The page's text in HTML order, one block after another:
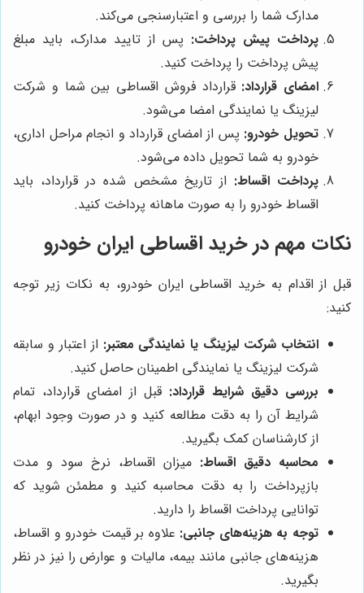
مدارک شما را بررسی و اعتبارسنجی می‌کند.
پرداخت پیش پرداخت: پس از تایید مدارک، باید مبلغ
پیش پرداخت را پرداخت کنید.
امضای قرارداد: قرارداد فروش اقساطی بین شما و شرکت
لیزینگ یا نمایندگی امضا می‌شود.
تحویل خودرو: پس از امضای قرارداد و انجام مراحل اداری،
خودرو به شما تحویل داده می‌شود.
پرداخت اقساط: از تاریخ مشخص شده در قرارداد، باید
اقساط خودرو را به صورت ماهانه پرداخت کنید.
نکات مهم در خرید اقساطی ایران خودرو
قبل از اقدام به خرید اقساطی ایران خودرو، به نکات زیر توجه
کنید:
انتخاب شرکت لیزینگ یا نمایندگی معتبر: از اعتبار و سابقه
شرکت لیزینگ یا نمایندگی اطمینان حاصل کنید.
بررسی دقیق شرایط قرارداد: قبل از امضای قرارداد، تمام
شرایط آن را به دقت مطالعه کنید و در صورت وجود ابهام،
از کارشناسان کمک بگیرید.
محاسبه دقیق اقساط: میزان اقساط، نرخ سود و مدت
بازپرداخت را به دقت محاسبه کنید و مطمئن شوید که
توانایی پرداخت اقساط را دارید.
توجه به هزینه‌های جانبی: علاوه بر قیمت خودرو و اقساط،
هزینه‌های جانبی مانند بیمه، مالیات و عوارض را نیز در نظر
بگیرید.